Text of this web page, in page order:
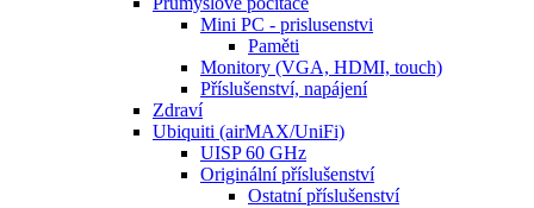
Mini PC - prislusenstvi
Paměti
Monitory (VGA, HDMI, touch)
Příslušenství, napájení
Zdraví
Ubiquiti (airMAX/UniFi)
UISP 60 GHz
Originální příslušenství
Ostatní příslušenství